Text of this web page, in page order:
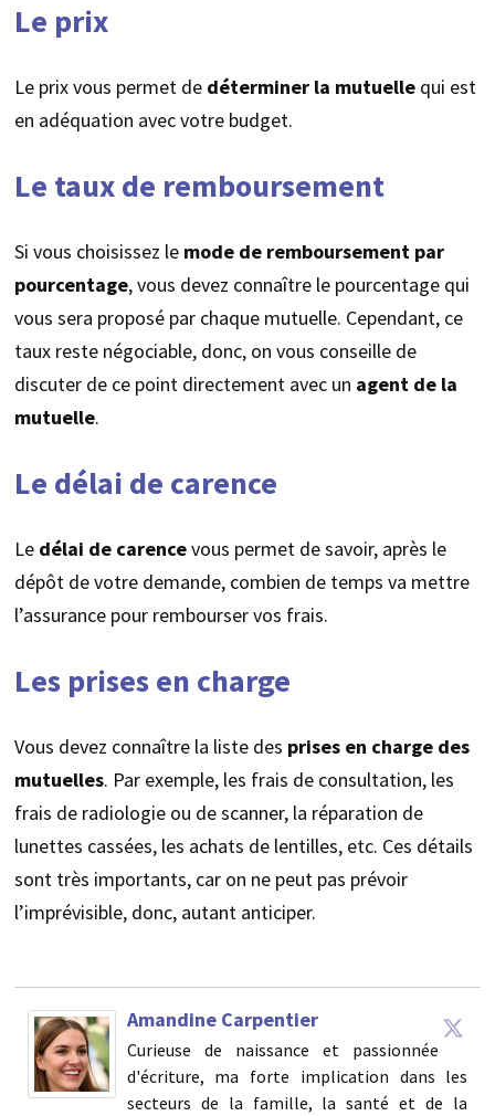
Le prix
Le prix vous permet de déterminer la mutuellequi est
en adéquation avec votre budget.
Le taux de remboursement
Si vous choisissez le mode de remboursement par
pourcentage, vous devez connaître le pourcentage qui
vous sera proposé par chaque mutuelle. Cependant, ce
taux reste négociable, donc, on vous conseille de
discuter de ce point directement avec un agent de la
mutuelle.
Le délai de carence
Le délai de carencevous permet de savoir, après le
dépôt de votre demande, combien de temps va mettre
l’assurance pour rembourser vos frais.
Les prises en charge
Vous devez connaître la liste des prises en charge des
mutuelles. Par exemple, les frais de consultation, les
frais de radiologie ou de scanner, la réparation de
lunettes cassées, les achats de lentilles, etc. Ces détails
sont très importants, car on ne peut pas prévoir
l’imprévisible, donc, autant anticiper.
Amandine Carpentier
Curieuse de naissance et passionnée
d'écriture, ma forte implication dans les
secteurs de la famille, la santé et de la